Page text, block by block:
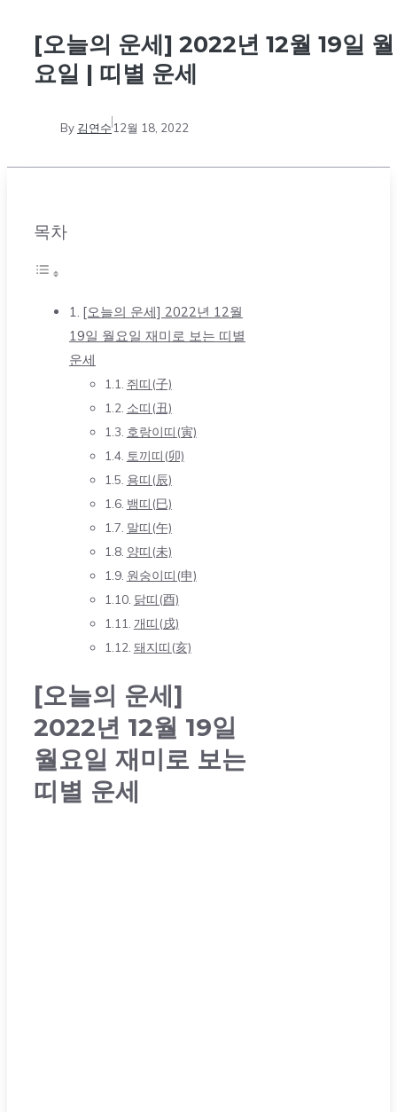
[오늘의 운세] 2022년 12월 19일 월
요일 | 띠별 운세
By 김연수 12월 18, 2022
목차
[오늘의 운세] 2022년 12월
19일 월요일 재미로 보는 띠별
운세
쥐띠(子)
소띠(丑)
호랑이띠(寅)
토끼띠(卯)
용띠(辰)
뱀띠(巳)
말띠(午)
양띠(未)
원숭이띠(申)
닭띠(酉)
개띠(戌)
돼지띠(亥)
[오늘의 운세]
2022년 12월 19일
월요일 재미로 보는
띠별 운세